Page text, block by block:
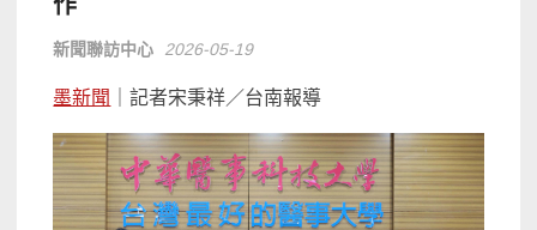
新聞聯訪中心 2026-05-19
墨新聞 ｜記者宋秉祥／台南報導